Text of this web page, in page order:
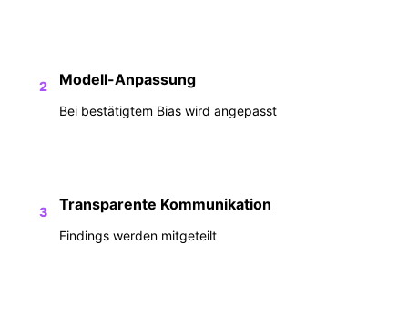
2 Modell-Anpassung
Bei bestätigtem Bias wird angepasst
3 Transparente Kommunikation
Findings werden mitgeteilt